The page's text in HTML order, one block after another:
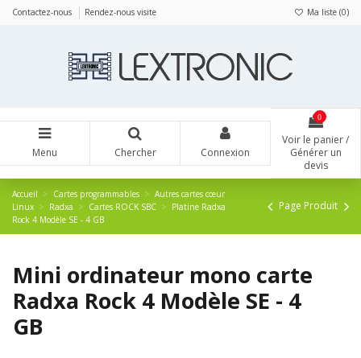
Contactez-nous Rendez-nous visite Ma liste (0)
Menu Chercher Connexion
0
Voir le panier /
Générer un
devis
Accueil Cartes programmables
Autres cartes cœur
Linux
Radxa Cartes ROCK SBC
Platine Radxa
Rock 4 Modèle SE - 4 GB
Page Produit
Mini ordinateur mono carte
Radxa Rock 4 Modèle SE - 4
GB
Panneau de gestion des cookies